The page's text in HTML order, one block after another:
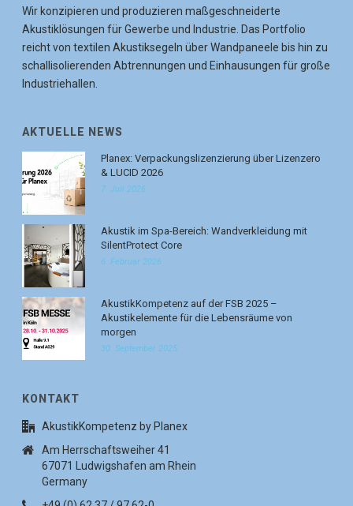
Wir konzipieren und produzieren maßgeschneiderte
Akustiklösungen für Gewerbe und Industrie. Das Portfolio
reicht von textilen Akustiksegeln über Wandpaneele bis hin zu
schallisolierenden Abtrennungen und Einhausungen für große
Industriehallen.
AKTUELLE NEWS
Planex: Verpackungslizenzierung über Lizenzero
& LUCID 2026
7. Juli 2026
Akustik im Spa-Bereich: Wandverkleidung mit
SilentProtect Core
6. Februar 2026
AkustikKompetenz auf der FSB 2025 –
Akustikelemente für die Lebensräume von
morgen
30. September 2025
KONTAKT
AkustikKompetenz by Planex
Am Herrschaftsweiher 41
67071 Ludwigshafen am Rhein
Germany